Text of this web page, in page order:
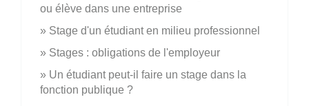
ou élève dans une entreprise
Stage d'un étudiant en milieu professionnel
Stages : obligations de l'employeur
Un étudiant peut-il faire un stage dans la
fonction publique ?